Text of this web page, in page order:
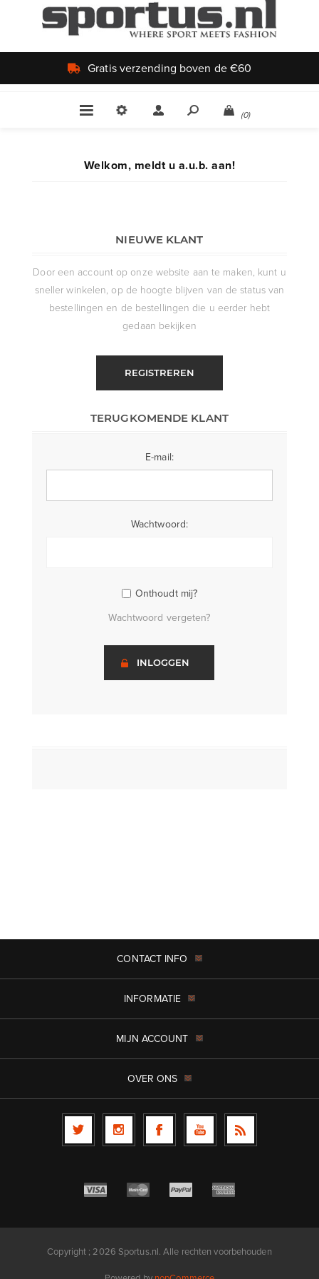
Gratis verzending boven de €60
(0)
Welkom, meldt u a.u.b. aan!
NIEUWE KLANT
Door een account op onze website aan te maken, kunt u
sneller winkelen, op de hoogte blijven van de status van
bestellingen en de bestellingen die u eerder hebt
gedaan bekijken
REGISTREREN
TERUGKOMENDE KLANT
E-mail:
Wachtwoord:
Onthoudt mij?
Wachtwoord vergeten?
INLOGGEN
CONTACT INFO
INFORMATIE
MIJN ACCOUNT
OVER ONS
Copyright ; 2026 Sportus.nl. Alle rechten voorbehouden